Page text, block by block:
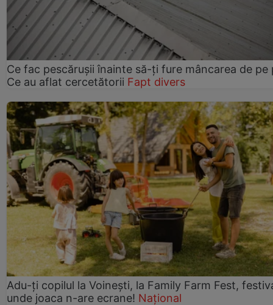
Ce fac pescărușii înainte să-ți fure mâncarea de pe
Ce au aflat cercetătorii Fapt divers
Adu-ți copilul la Voinești, la Family Farm Fest,
unde joaca n-are ecrane! Național